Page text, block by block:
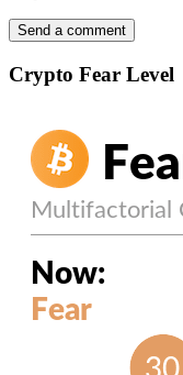
Crypto Fear Level